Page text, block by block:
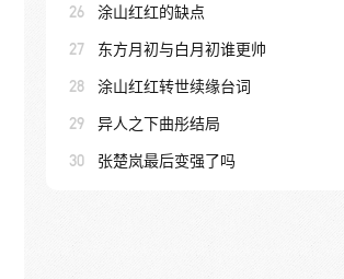
26 涂山红红的缺点
27 东方月初与白月初谁更帅
28 涂山红红转世续缘台词
29 异人之下曲彤结局
30 张楚岚最后变强了吗